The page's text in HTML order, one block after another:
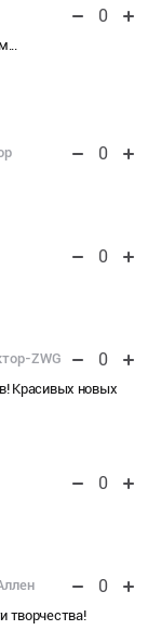
0
0
0
ZWG 0
Красивых новых
0
0
творчества!